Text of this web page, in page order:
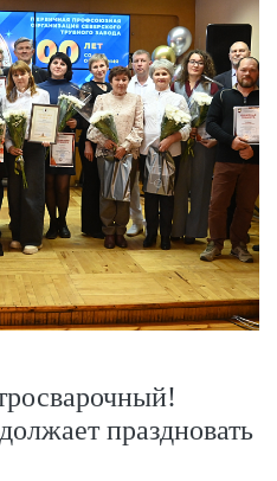
праздновать